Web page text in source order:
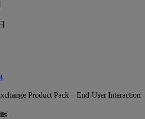
Product Pack – End-User Interaction